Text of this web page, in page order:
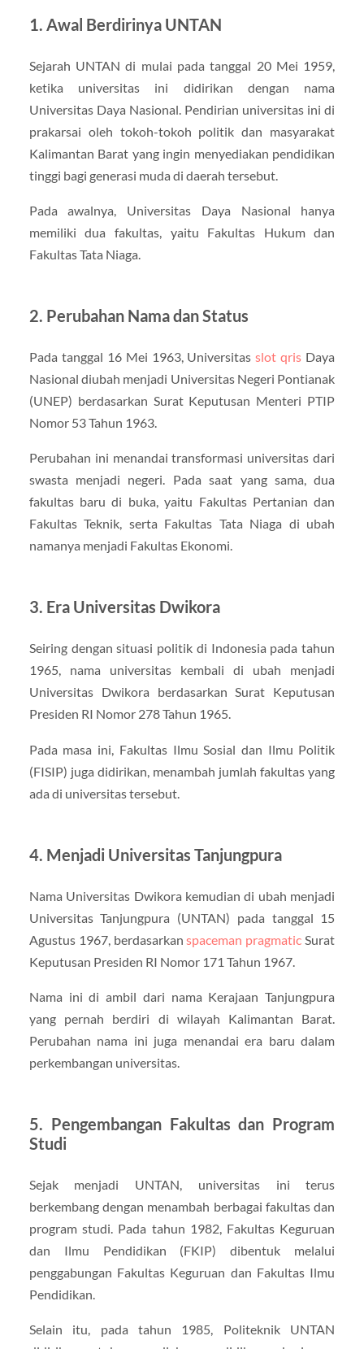
1. Awal Berdirinya UNTAN
Sejarah UNTAN di mulai pada tanggal 20 Mei 1959,
ketika universitas ini didirikan dengan nama
Universitas Daya Nasional. Pendirian universitas ini di
prakarsai oleh tokoh-tokoh politik dan masyarakat
Kalimantan Barat yang ingin menyediakan pendidikan
tinggi bagi generasi muda di daerah tersebut.
Pada awalnya, Universitas Daya Nasional hanya
memiliki dua fakultas, yaitu Fakultas Hukum dan
Fakultas Tata Niaga.
2. Perubahan Nama dan Status
Pada tanggal 16 Mei 1963, Universitasslot qris Daya
Nasional diubah menjadi Universitas Negeri Pontianak
(UNEP) berdasarkan Surat Keputusan Menteri PTIP
Nomor 53 Tahun 1963.
Perubahan ini menandai transformasi universitas dari
swasta menjadi negeri. Pada saat yang sama, dua
fakultas baru di buka, yaitu Fakultas Pertanian dan
Fakultas Teknik, serta Fakultas Tata Niaga di ubah
namanya menjadi Fakultas Ekonomi.
3. Era Universitas Dwikora
Seiring dengan situasi politik di Indonesia pada tahun
1965, nama universitas kembali di ubah menjadi
Universitas Dwikora berdasarkan Surat Keputusan
Presiden RI Nomor 278 Tahun 1965.
Pada masa ini, Fakultas Ilmu Sosial dan Ilmu Politik
(FISIP) juga didirikan, menambah jumlah fakultas yang
ada di universitas tersebut.
4. Menjadi Universitas Tanjungpura
Nama Universitas Dwikora kemudian di ubah menjadi
Universitas Tanjungpura (UNTAN) pada tanggal 15
Agustus 1967, berdasarkanspaceman pragmatic Surat
Keputusan Presiden RI Nomor 171 Tahun 1967.
Nama ini di ambil dari nama Kerajaan Tanjungpura
yang pernah berdiri di wilayah Kalimantan Barat.
Perubahan nama ini juga menandai era baru dalam
perkembangan universitas.
5. Pengembangan Fakultas dan Program
Studi
Sejak menjadi UNTAN, universitas ini terus
berkembang dengan menambah berbagai fakultas dan
program studi. Pada tahun 1982, Fakultas Keguruan
dan Ilmu Pendidikan (FKIP) dibentuk melalui
penggabungan Fakultas Keguruan dan Fakultas Ilmu
Pendidikan.
Selain itu, pada tahun 1985, Politeknik UNTAN